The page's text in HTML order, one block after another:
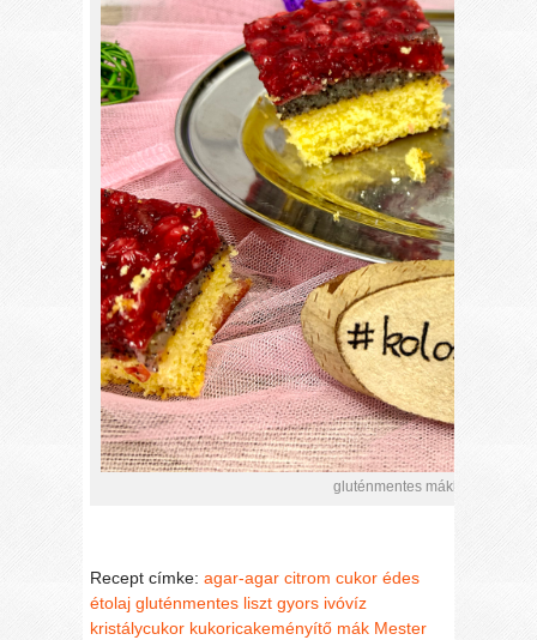
gluténmentes mákkrémes
Recept címke:agar-agar citrom cukor édes
étolaj gluténmentes liszt gyors ivóvíz
kristálycukor kukoricakeményítő mák Mester